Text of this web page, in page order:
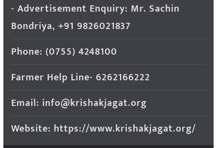
- Advertisement Enquiry: Mr. Sachin
Bondriya, +91 9826021837
Phone: (0755) 4248100
Farmer Help Line- 6262166222
Email: info@krishakjagat.org
Website: https://www.krishakjagat.org/